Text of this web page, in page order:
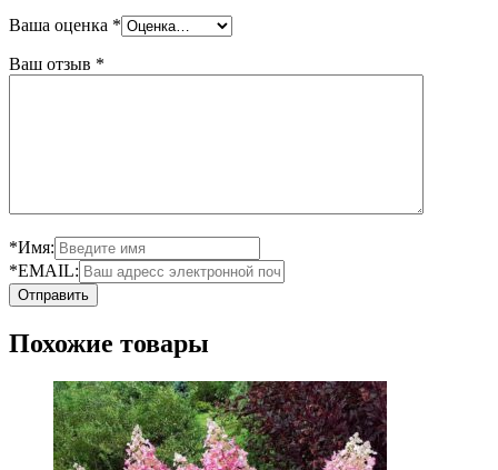
Ваша оценка *
Ваш отзыв *
*Имя:
*EMAIL:
Похожие товары